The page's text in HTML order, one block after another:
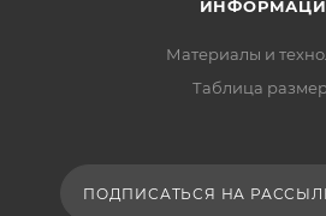
Материалы и
Таблица
ПОДПИСАТЬСЯ НА